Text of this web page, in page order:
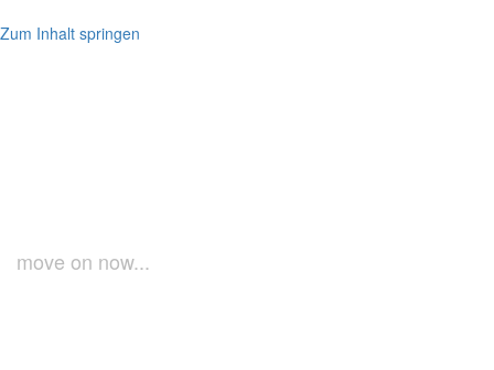
Zum Inhalt springen
move on now...